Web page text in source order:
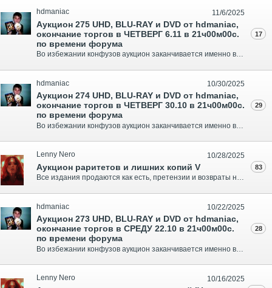
11/6/2025
hdmaniac
Аукцион 275 UHD, BLU-RAY и DVD от hdmaniac,
окончание торгов в ЧЕТВЕРГ 6.11 в 21ч00м00с.
по времени форума
Во избежании конфузов аукцион заканчивается именно в то время что указано по ФОРУМУ по Москве, ни секундой больше. Запечатанные издания помечены с пометкой об этом. Спасибо за понимание, отправка в регионы за счёт покупателя... Минимальный Шаг 50 руб... Оплата выигранного лота в течении 3-х дне..
17
10/30/2025
hdmaniac
Аукцион 274 UHD, BLU-RAY и DVD от hdmaniac,
окончание торгов в ЧЕТВЕРГ 30.10 в 21ч00м00с.
по времени форума
29
10/28/2025
Lenny Nero
Аукцион раритетов и лишних копий V
Все издания продаются как есть, претензии и возвраты не принимаются, смотрите свежие фото реально тех образцов, что предлагаются, задавайте вопросы. Аукцион продлится до полуночи Вторника 28 Октября GMT+5 (10 вечера по Москве). После этого ставки принимаются на протяжении 5 минут после предыдущей. С..
83
10/22/2025
hdmaniac
Аукцион 273 UHD, BLU-RAY и DVD от hdmaniac,
окончание торгов в СРЕДУ 22.10 в 21ч00м00с.
по времени форума
Во избежании конфузов аукцион заканчивается именно в то время что указано по ФОРУМУ по Москве, ни секундой больше. Запечатанные издания помечены с пометкой об этом. Спасибо за понимание, отправка в регионы за счёт покупателя... Минимальный Шаг 50 руб... Оплата выигранного лота в течении 3-х дне..
28
10/16/2025
Lenny Nero